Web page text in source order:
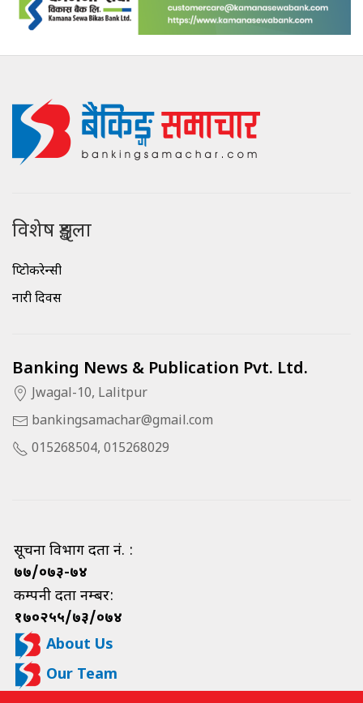
विशेष शृङ्खला
क्रिप्टोकरेन्सी
नारी दिवस
Banking News & Publication Pvt. Ltd.
Jwagal-10, Lalitpur
bankingsamachar@gmail.com
015268504, 015268029
सूचना विभाग दर्ता नं. :
७७/०७३-७४
कम्पनी दर्ता नम्बर:
१७०२५५/७३/०७४
About Us
Our Team